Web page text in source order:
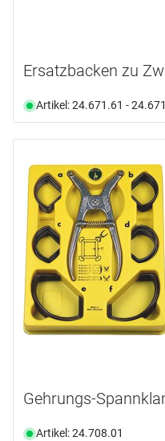
Ersatzbacken zu
Artikel: 24.671.61 -
Gehrungs-
Artikel: 24.708.01